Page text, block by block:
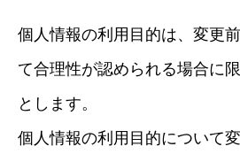
個人情報の利用目的は、変更
て合理性が認められる場合に
とします。
個人情報の利用目的について